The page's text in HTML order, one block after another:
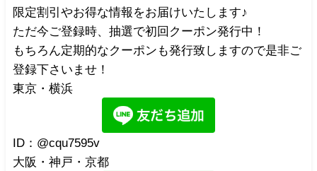
限定割引やお得な情報をお届けいたします♪
ただ今ご登録時、抽選で初回クーポン発行中！
もちろん定期的なクーポンも発行致しますので是非ご
登録下さいませ！
東京・横浜
ID：@cqu7595v
大阪・神戸・京都